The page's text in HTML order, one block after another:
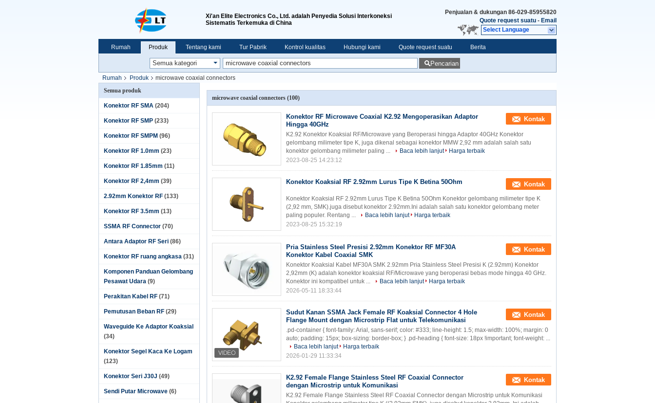
Xi'an Elite Electronics Co., Ltd. adalah Penyedia Solusi Interkoneksi
Sistematis Terkemuka di China
Penjualan & dukungan 86-029-85955820
Quote request suatu - Email
Select Language
Rumah Produk Tentang kami Tur Pabrik Kontrol kualitas Hubungi kami Quote request suatu Berita
Pertunjukan VR Pencarian
Rumah Produk
microwave coaxial connectors
Semua produk
Konektor RF SMA (204)
Konektor RF SMP (233)
Konektor RF SMPM (96)
Konektor RF 1.0mm (23)
Konektor RF 1.85mm (11)
Konektor RF 2,4mm (39)
2.92mm Konektor RF (133)
Konektor RF 3.5mm (13)
SSMA RF Connector (70)
Antara Adaptor RF Seri (86)
Konektor RF ruang angkasa (31)
Komponen Panduan Gelombang
Pesawat Udara (9)
Perakitan Kabel RF (71)
Pemutusan Beban RF (29)
Waveguide Ke Adaptor Koaksial
(34)
Konektor Segel Kaca Ke Logam
(123)
Konektor Seri J30J (49)
Sendi Putar Microwave (6)
microwave coaxial connectors (100)
Konektor RF Microwave Coaxial K2.92 Mengoperasikan Adaptor
Hingga 40GHz
Kontak
K2.92 Konektor Koaksial RF/Microwave yang Beroperasi hingga Adaptor 40GHz Konektor
gelombang milimeter tipe K, juga dikenal sebagai konektor MMW 2,92 mm adalah salah satu
konektor gelombang milimeter paling ...
Baca lebih lanjut
Harga terbaik
2023-08-25 14:23:12
Konektor Koaksial RF 2.92mm Lurus Tipe K Betina 50Ohm Kontak
Konektor Koaksial RF 2.92mm Lurus Tipe K Betina 50Ohm Konektor gelombang milimeter tipe K
(2,92 mm, SMK).juga disebut konektor 2.92mm.Ini adalah salah satu konektor gelombang meter
paling populer. Rentang ...
Baca lebih lanjut
Harga terbaik
2023-08-25 15:32:19
Pria Stainless Steel Presisi 2.92mm Konektor RF MF30A
Konektor Kabel Coaxial SMK
Kontak
Konektor Koaksial Kabel MF30A SMK 2.92mm Pria Stainless Steel Presisi K (2.92mm) Konektor
2,92mm (K) adalah konektor koaksial RF/Microwave yang beroperasi bebas mode hingga 40 GHz.
Konektor ini kompatibel untuk ...
Baca lebih lanjut
Harga terbaik
2026-05-11 18:33:44
Sudut Kanan SSMA Jack Female RF Koaksial Connector 4 Hole
Flange Mount dengan Microstrip Flat untuk Telekomunikasi
Kontak
.pd-container { font-family: Arial, sans-serif; color: #333; line-height: 1.5; max-width: 100%; margin: 0
auto; padding: 15px; box-sizing: border-box; } .pd-heading { font-size: 18px !important; font-weight: ...
Baca lebih lanjut
Harga terbaik
2026-01-29 11:33:34
K2.92 Female Flange Stainless Steel RF Coaxial Connector
dengan Microstrip untuk Komunikasi
Kontak
K2.92 Female Flange Stainless Steel RF Coaxial Connector dengan Microstrip untuk Komunikasi